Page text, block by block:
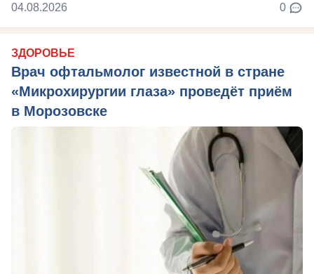
04.08.2026 0
ЗДОРОВЬЕ
Врач офтальмолог известной в стране
«Микрохирургии глаза» проведёт приём
в Морозовске